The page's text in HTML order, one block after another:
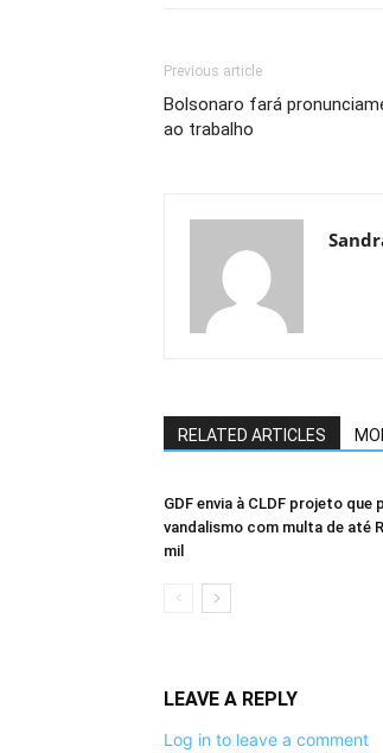
Previous article
Bolsonaro fará
ao trabalho
RELATED ARTICLES
GDF envia à CLDF projeto que
vandalismo com multa de até
mil
LEAVE A REPLY
Log in to leave a comment